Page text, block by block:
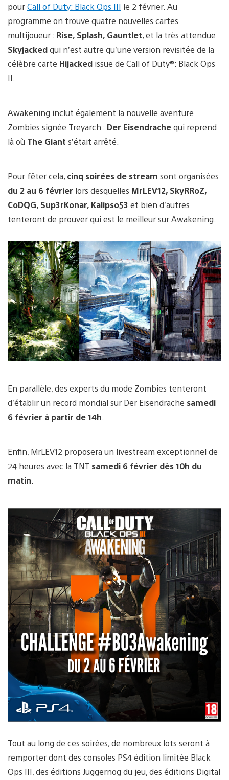
pourCall of Duty: Black Ops III le 2 février. Au
programme on trouve quatre nouvelles cartes
multijoueur : Rise, Splash, Gauntlet, et la très attendue
Skyjackedqui n’est autre qu’une version revisitée de la
célèbre carte Hijacked issue de Call of Duty®: Black Ops
II.
Awakening inclut également la nouvelle aventure
Zombies signée Treyarch : Der Eisendrachequi reprend
là où The Giant s’était arrêté.
Pour fêter cela, cinq soirées de stream sont organisées
du 2 au 6 février lors desquelles MrLEV12, SkyRRoZ,
CoDQG, Sup3rKonar, Kalipso53 et bien d’autres
tenteront de prouver qui est le meilleur sur Awakening.
En parallèle, des experts du mode Zombies tenteront
d’établir un record mondial sur Der Eisendrache samedi
6 février à partir de 14h
Enfin, MrLEV12 proposera un livestream exceptionnel de
24 heures avec la TNT samedi 6 février dès 10h du
matin
Tout au long de ces soirées, de nombreux lots seront à
remporter dont des consoles PS4 édition limitée Black
Ops III, des éditions Juggernog du jeu, des éditions Digital